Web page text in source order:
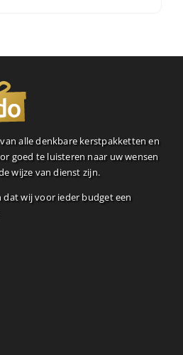
alle denkbare kerstpakketten en
goed te luisteren naar uw wensen
wijze van dienst zijn.
dat wij voor ieder budget een